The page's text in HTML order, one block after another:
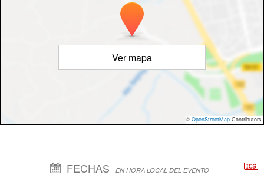
Ver mapa
© OpenStreetMap Contributors
FECHAS EN HORA LOCAL DEL EVENTO